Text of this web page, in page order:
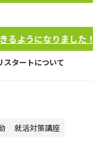
した！
スタートについて
就活対策講座